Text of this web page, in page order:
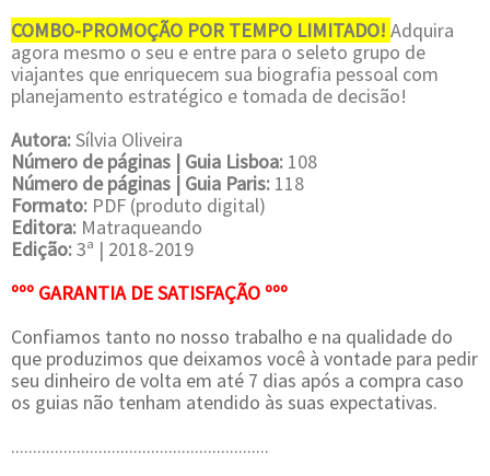
COMBO-PROMOÇÃO POR TEMPO LIMITADO! Adquira
agora mesmo o seu e entre para o seleto grupo de
viajantes que enriquecem sua biografia pessoal com
planejamento estratégico e tomada de decisão!
Autora:Sílvia Oliveira
Número de páginas | Guia Lisboa: 108
Número de páginas | Guia Paris: 118
Formato: PDF (produto digital)
Editora: Matraqueando
Edição:3ª | 2018-2019
ººº GARANTIA DE SATISFAÇÃO ººº
Confiamos tanto no nosso trabalho e na qualidade do
que produzimos que deixamos você à vontade para pedir
seu dinheiro de volta em até 7 dias após a compra caso
os guias não tenham atendido às suas expectativas.
...........................................................